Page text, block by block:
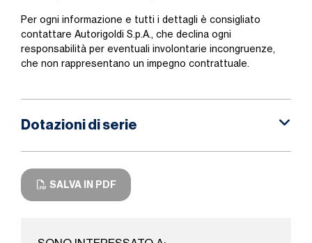
Per ogni informazione e tutti i dettagli è consigliato
contattare Autorigoldi S.p.A., che declina ogni
responsabilità per eventuali involontarie incongruenze,
che non rappresentano un impegno contrattuale.
Dotazioni di serie
SALVA IN PDF